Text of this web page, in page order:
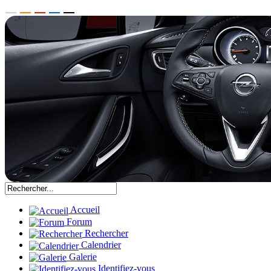
Accueil
Forum
Rechercher
Calendrier
Galerie
Identifiez-vous